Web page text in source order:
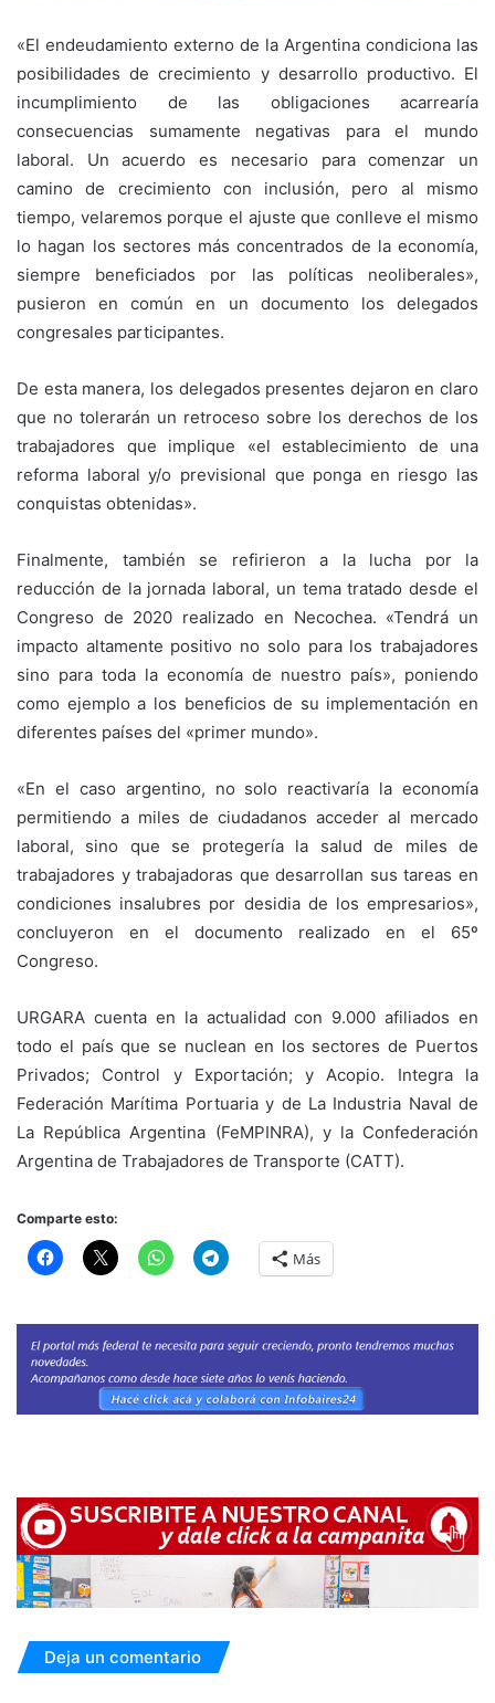
«El endeudamiento externo de la Argentina condiciona las
posibilidades de crecimiento y desarrollo productivo. El
incumplimiento de las obligaciones acarrearía
consecuencias sumamente negativas para el mundo
laboral. Un acuerdo es necesario para comenzar un
camino de crecimiento con inclusión, pero al mismo
tiempo, velaremos porque el ajuste que conlleve el mismo
lo hagan los sectores más concentrados de la economía,
siempre beneficiados por las políticas neoliberales»,
pusieron en común en un documento los delegados
congresales participantes.
De esta manera, los delegados presentes dejaron en claro
que no tolerarán un retroceso sobre los derechos de los
trabajadores que implique «el establecimiento de una
reforma laboral y/o previsional que ponga en riesgo las
conquistas obtenidas».
Finalmente, también se refirieron a la lucha por la
reducción de la jornada laboral, un tema tratado desde el
Congreso de 2020 realizado en Necochea. «Tendrá un
impacto altamente positivo no solo para los trabajadores
sino para toda la economía de nuestro país», poniendo
como ejemplo a los beneficios de su implementación en
diferentes países del «primer mundo».
«En el caso argentino, no solo reactivaría la economía
permitiendo a miles de ciudadanos acceder al mercado
laboral, sino que se protegería la salud de miles de
trabajadores y trabajadoras que desarrollan sus tareas en
condiciones insalubres por desidia de los empresarios»,
concluyeron en el documento realizado en el 65º
Congreso.
URGARA cuenta en la actualidad con 9.000 afiliados en
todo el país que se nuclean en los sectores de Puertos
Privados; Control y Exportación; y Acopio. Integra la
Federación Marítima Portuaria y de La Industria Naval de
La República Argentina (FeMPINRA), y la Confederación
Argentina de Trabajadores de Transporte (CATT).
Comparte esto:
Más
Deja un comentario